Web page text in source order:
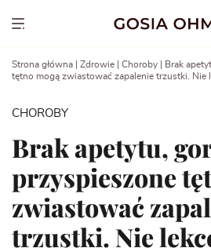
Show menu
Strona główna Zdrowie Choroby
Brak
tętno mogą zwiastować zapalenie trzustki. Nie
CHOROBY
Brak apetytu,
przyspieszone
zwiastować
trzustki. Nie